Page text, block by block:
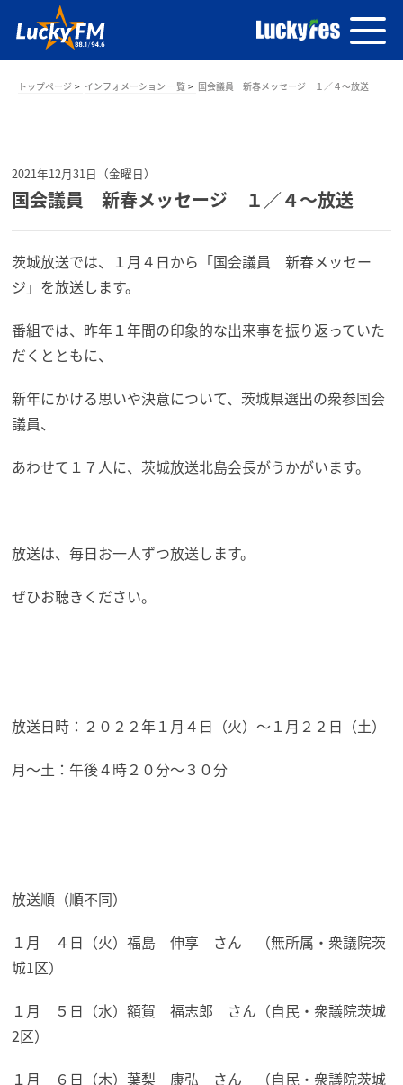
トップページ インフォメーション 一覧 国会議員 新春メッセージ １／４～放送
2021年12月31日（金曜日）
国会議員 新春メッセージ １／４～放送
茨城放送では、１月４日から「国会議員 新春メッセー
ジ」を放送します。
番組では、昨年１年間の印象的な出来事を振り返っていた
だくとともに、
新年にかける思いや決意について、茨城県選出の衆参国会
議員、
あわせて１７人に、茨城放送北島会長がうかがいます。
放送は、毎日お一人ずつ放送します。
ぜひお聴きください。
放送日時：２０２２年１月４日（火）～１月２２日（土）
月～土：午後４時２０分～３０分
放送順（順不同）
１月 ４日（火）福島 伸享 さん （無所属・衆議院茨
城1区）
１月 ５日（水）額賀 福志郎 さん（自民・衆議院茨城
2区）
１月 ６日（木）葉梨 康弘 さん （自民・衆議院茨城